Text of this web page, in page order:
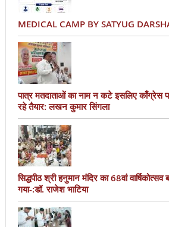
MEDICAL CAMP BY SATYUG
पात्र मतदाताओं का नाम न कटे इसलिए काँग्रेस
रहे तैयार: लखन कुमार सिंगला
सिद्धपीठ श्री हनुमान मंदिर का 68वां
गया-:डॉ. राजेश भाटिया